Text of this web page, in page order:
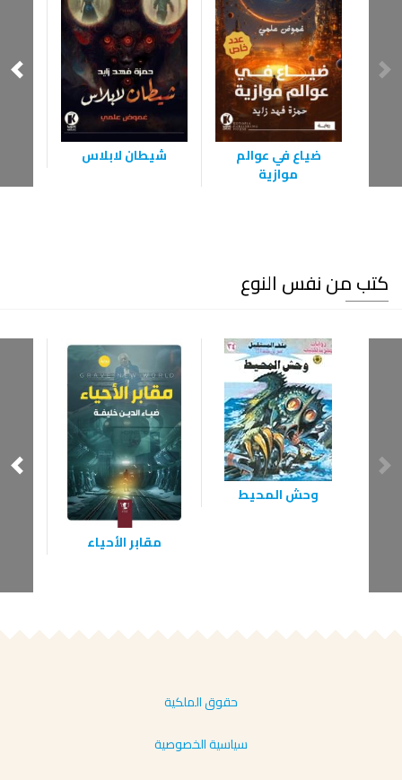
ضياع في عوالم
موازية
شيطان لابلاس
كتب من نفس النوع
وحش المحيط
مقابر الأحياء
حقوق الملكية
سياسية الخصوصية